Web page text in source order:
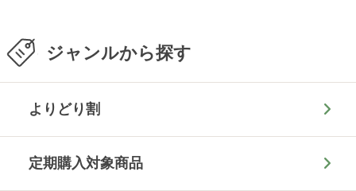
ジャンルから探す
よりどり割
定期購入対象商品